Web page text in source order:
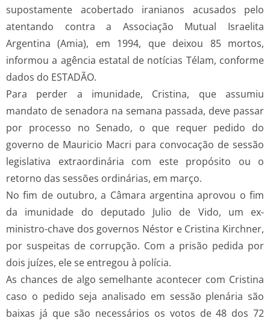
supostamente acobertado iranianos acusados pelo
atentando contra a Associação Mutual Israelita
Argentina (Amia), em 1994, que deixou 85 mortos,
informou a agência estatal de notícias Télam, conforme
dados do ESTADÃO.
Para perder a imunidade, Cristina, que assumiu
mandato de senadora na semana passada, deve passar
por processo no Senado, o que requer pedido do
governo de Mauricio Macri para convocação de sessão
legislativa extraordinária com este propósito ou o
retorno das sessões ordinárias, em março.
No fim de outubro, a Câmara argentina aprovou o fim
da imunidade do deputado Julio de Vido, um ex-
ministro-chave dos governos Néstor e Cristina Kirchner,
por suspeitas de corrupção. Com a prisão pedida por
dois juízes, ele se entregou à polícia.
As chances de algo semelhante acontecer com Cristina
caso o pedido seja analisado em sessão plenária são
baixas já que são necessários os votos de 48 dos 72